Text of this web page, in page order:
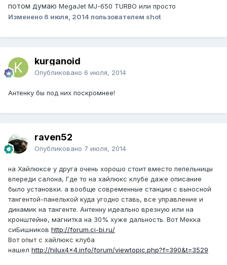
потом думаю MegaJet MJ-650 TURBO или просто
Изменено 6 июля, 2014 пользователем shot
kurganoid
Опубликовано 6 июля, 2014
Антенку бы под них поскромнее!
raven52
Опубликовано 7 июля, 2014
на Хайлюксе у друга очень хорошо стоит вместо пепельницы
впереди салона, Где то на хайлюкс клубе даже описание
было установки. а вообще современные станции с выносной
тангентой-панелькой куда угодно ставь, все управление и
динамик на тангенте. Антенну идеально врезную или на
кронштейне, магнитка на 30% хуже дальность. Вот Мекка
сиБишников http://forum.ci-bi.ru/
Вот опыт с хайлюкс клуба
нашел http://hilux4x4.info/forum/viewtopic.php?f=390&t=3529